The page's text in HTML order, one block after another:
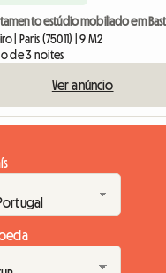
| Paris (75011) | 9 M2
de 3 noites
Ver anúncio